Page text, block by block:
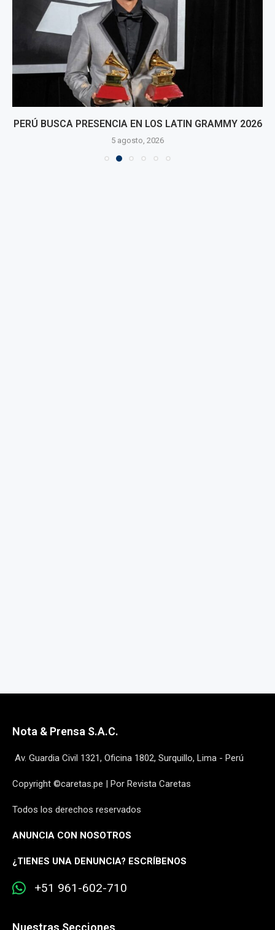
PERÚ BUSCA PRESENCIA EN LOS LATIN GRAMMY 2026
5 agosto, 2026
Nota & Prensa S.A.C.
Av. Guardia Civil 1321, Oficina 1802, Surquillo, Lima - Perú
Copyright ©caretas.pe | Por Revista Caretas
Todos los derechos reservados
ANUNCIA CON NOSOTROS
¿TIENES UNA DENUNCIA? ESCRÍBENOS
+51 961-602-710
Nuestras Secciones